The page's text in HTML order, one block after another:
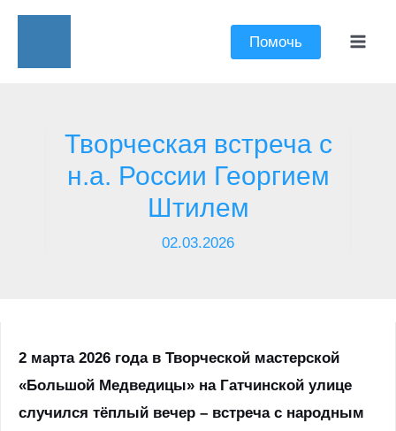
Перейти
содержимому
Помочь
Творческая встреча с
н.а. России Георгием
Штилем
02.03.2026
2 марта 2026 года в Творческой мастерской
«Большой Медведицы» на Гатчинской улице
случился тёплый вечер – встреча с народным